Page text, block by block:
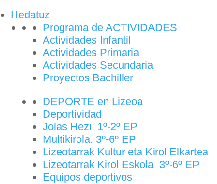
Hedatuz
Programa de ACTIVIDADES
Actividades Infantil
Actividades Primaria
Actividades Secundaria
Proyectos Bachiller
DEPORTE en Lizeoa
Deportividad
Jolas Hezi. 1º-2º EP
Multikirola. 3º-6º EP
Lizeotarrak Kultur eta Kirol Elkartea
Lizeotarrak Kirol Eskola. 3º-6º EP
Equipos deportivos